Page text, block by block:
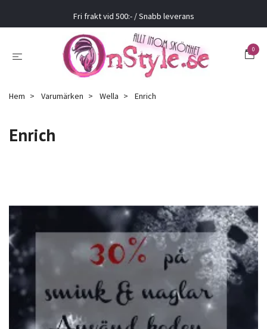
Fri frakt vid 500:- / Snabb leverans
0
Hem Varumärken Wella Enrich
Enrich